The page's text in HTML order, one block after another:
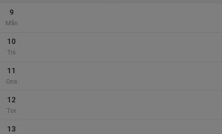
9
Mån
10
Tis
11
Ons
12
Tor
13